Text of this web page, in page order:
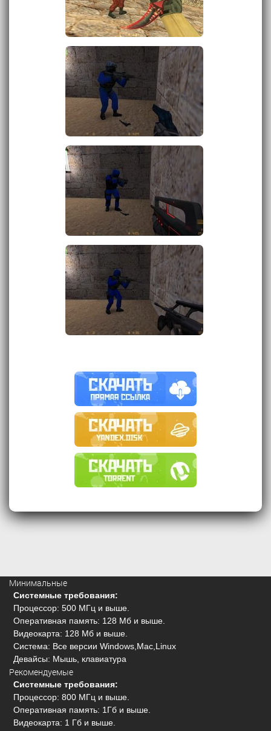
Минимальные
Системные требования:
Процессор: 500 МГц и выше.
Оперативная память: 128 Мб и выше.
Видеокарта: 128 Мб и выше.
Система: Все версии Windows,Mac,Linux
Девайсы: Мышь, клавиатура
Рекомендуемые
Системные требования:
Процессор: 800 МГц и выше.
Оперативная память: 1Гб и выше.
Видеокарта: 1 Гб и выше.